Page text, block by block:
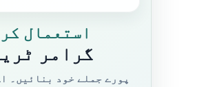
استعمال
گرامر
پورے جملے خود بنائیں۔